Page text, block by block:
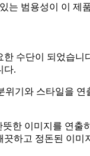
는 범용성이 이 제
수단이 되었습니
다.
기와 스타일을
한 이미지를 연출
하고 정돈된 이미